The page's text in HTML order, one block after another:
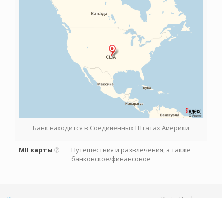
Банк находится в Соединенных Штатах Америки
MII карты
Путешествия и развлечения, а также
банковское/финансовое